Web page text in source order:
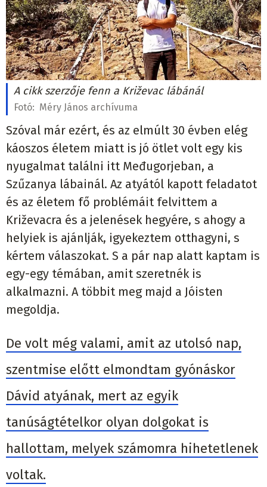
A cikk szerzője fenn a Križevac lábánál
Fotó: Méry János archívuma
Szóval már ezért, és az elmúlt 30 évben elég
káoszos életem miatt is jó ötlet volt egy kis
nyugalmat találni itt Međugorjeban, a
Szűzanya lábainál. Az atyától kapott feladatot
és az életem fő problémáit felvittem a
Križevacra és a jelenések hegyére, s ahogy a
helyiek is ajánlják, igyekeztem otthagyni, s
kértem válaszokat. S a pár nap alatt kaptam is
egy-egy témában, amit szeretnék is
alkalmazni. A többit meg majd a Jóisten
megoldja.
De volt még valami, amit az utolsó nap,
szentmise előtt elmondtam gyónáskor
Dávid atyának, mert az egyik
tanúságtételkor olyan dolgokat is
hallottam, melyek számomra hihetetlenek
voltak.